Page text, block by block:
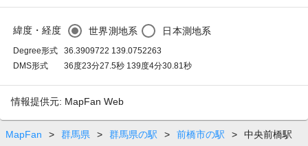
緯度・経度 世界測地系 日本測地系
Degree形式
36.3909722 139.0752263
DMS形式
36度23分27.5秒 139度4分30.81秒
情報提供元: MapFan Web
MapFan > 群馬県 > 群馬県の駅 > 前橋市の駅 >
中央前橋駅